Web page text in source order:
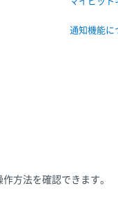
通知機能に
方法を確認できます。